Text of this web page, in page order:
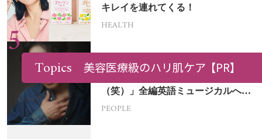
キレイを連れてくる！
HEALTH
山本耕史さん（49歳）「オファーは
（笑）」全編英語ミュージカルへの
挑戦
PEOPLE
Topics 美容医療級のハリ肌ケア【PR】